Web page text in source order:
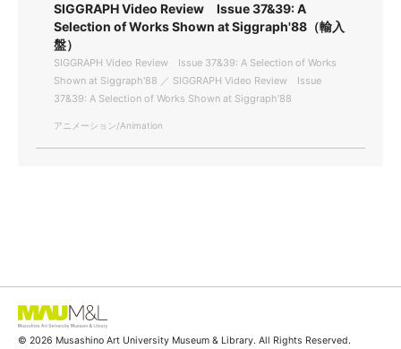
SIGGRAPH Video Review Issue 37&39: A
Selection of Works Shown at Siggraph'88（輸入
盤）
SIGGRAPH Video Review Issue 37&39: A Selection of Works
Shown at Siggraph'88 ／ SIGGRAPH Video Review Issue
37&39: A Selection of Works Shown at Siggraph'88
アニメーション/Animation
© 2026 Musashino Art University Museum & Library. All Rights Reserved.